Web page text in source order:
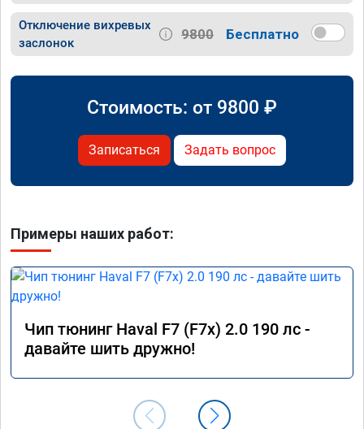
Отключение вихревых
заслонок
9800 Бесплатно
Стоимость: от 9800 ₽
Записаться Задать вопрос
Примеры наших работ:
Чип тюнинг Haval F7 (F7x) 2.0 190 лс -
давайте шить дружно!